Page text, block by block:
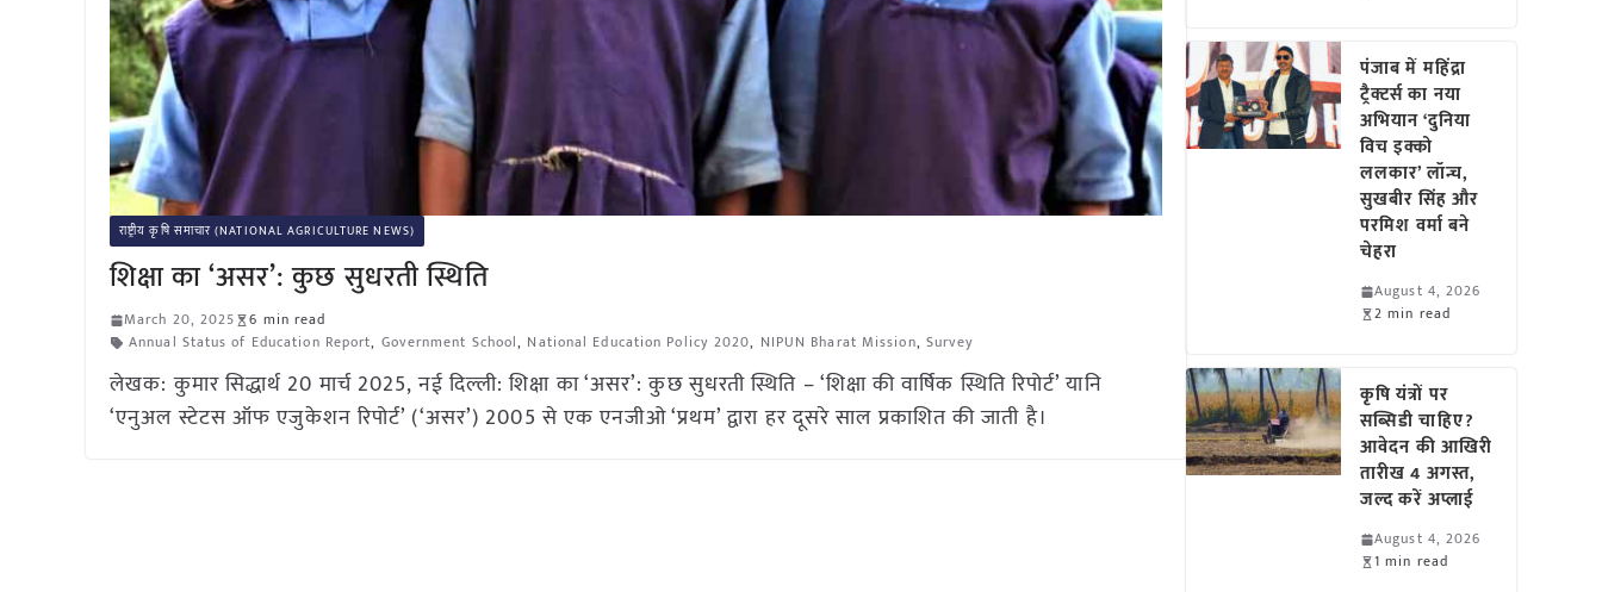
राष्ट्रीय कृषि समाचार (NATIONAL AGRICULTURE NEWS)
शिक्षा का ‘असर’: कुछ सुधरती स्थिति
March 20, 2025
6 min read
Annual Status of Education Report, Government School, National Education Policy 2020, NIPUN Bharat Mission, Survey
लेखक: कुमार सिद्धार्थ 20 मार्च 2025, नई दिल्ली: शिक्षा का ‘असर’: कुछ सुधरती स्थिति – ‘शिक्षा की वार्षिक स्थिति रिपोर्ट’ यानि
‘एनुअल स्टेटस ऑफ एजुकेशन रिपोर्ट’ (‘असर’) 2005 से एक एनजीओ ‘प्रथम’ द्वारा हर दूसरे साल प्रकाशित की जाती है।
पंजाब में महिंद्रा
ट्रैक्टर्स का नया
अभियान ‘दुनिया
विच इक्को
ललकार’ लॉन्च,
सुखबीर सिंह और
परमिश वर्मा बने
चेहरा
August 4, 2026
2 min read
कृषि यंत्रों पर
सब्सिडी चाहिए?
आवेदन की आखिरी
तारीख 4 अगस्त,
जल्द करें अप्लाई
August 4, 2026
1 min read